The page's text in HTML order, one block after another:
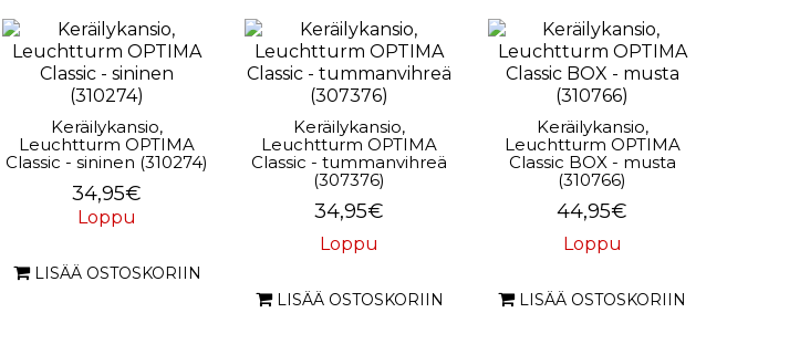
Keräilykansio,
Leuchtturm OPTIMA
Classic - sininen (310274)
34,95€
Loppu
LISÄÄ OSTOSKORIIN
Keräilykansio,
Leuchtturm OPTIMA
Classic - tummanvihreä
(307376)
34,95€
Loppu
LISÄÄ OSTOSKORIIN
Keräilykansio,
Leuchtturm OPTIMA
Classic BOX - musta
(310766)
44,95€
Loppu
LISÄÄ OSTOSKORIIN